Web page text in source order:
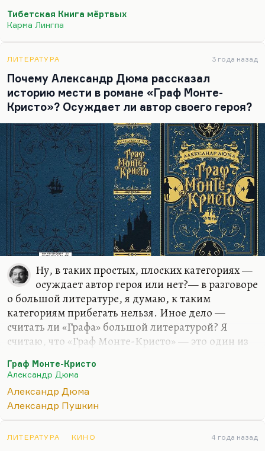
сосиски, на которые подсаживается человек, и
соскочить с них не может. Видите ли, я думаю,
должны подбрасывать такого рода
«аттрактанты», то есть проза должна быть
сегодня более динамичной и более
занимательный. Вот как писать интересно — черт
его знает.
Понимаете, я не выдам, наверно, никакой
профессиональной тайны, если скажу, что сейчас
вот две писательские…
Тибетская Книга мёртвых
Карма Лингпа
ЛИТЕРАТУРА 3 года назад
Почему Александр Дюма рассказал
историю мести в романе «Граф Монте-
Кристо»? Осуждает ли автор своего героя?
Ну, в таких простых, плоских категориях —
осуждает автор героя или нет?— в разговоре
о большой литературе, я думаю, к таким
категориям прибегать нельзя. Иное дело —
считать ли «Графа» большой литературой? Я
считаю, что «Граф Монте-Кристо» — это один из
«Королева Марго», с моей точки зрения. Я очень
хорошо отношусь к «Мушкетерам». Я считаю, что
это книга, в которой все рецепты бестселлера
гениально соблюдены. И кстати, мне «Двадцать
мушкетера». Очень высоко я ценю и «Виконта».
Граф Монте-Кристо
Александр Дюма
Александр Дюма
Александр Пушкин
ЛИТЕРАТУРА КИНО 4 года назад